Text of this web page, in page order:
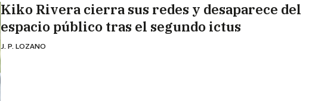
Kiko Rivera cierra sus redes y desaparece del
espacio público tras el segundo ictus
J. P. LOZANO